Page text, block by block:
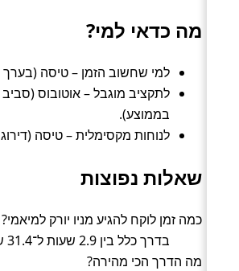
מה כדאי למי?
למי שחשוב הזמן – טיסה (בערך 4.9 שעות).
בממוצע).
לנוחות מקסימלית – טיסה (דירוג 5/5).
שאלות נפוצות
כמה זמן לוקח להגיע מניו יורק למיאמי?
בדרך כלל בין 2.9 שעות ל־31.4 שעות (טיסה).
מה הדרך הכי מהירה?